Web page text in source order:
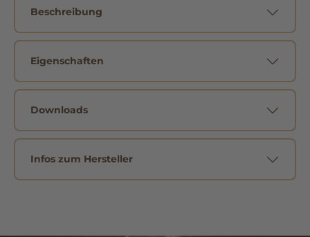
Beschreibung
Eigenschaften
Downloads
Infos zum Hersteller